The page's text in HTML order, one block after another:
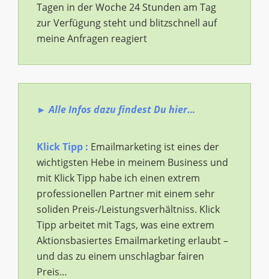
Tagen in der Woche 24 Stunden am Tag
zur Verfügung steht und blitzschnell auf
meine Anfragen reagiert
► Alle Infos dazu findest Du hier…
Klick Tipp : Emailmarketing ist eines der
wichtigsten Hebe in meinem Business und
mit Klick Tipp habe ich einen extrem
professionellen Partner mit einem sehr
soliden Preis-/Leistungsverhältniss. Klick
Tipp arbeitet mit Tags, was eine extrem
Aktionsbasiertes Emailmarketing erlaubt –
und das zu einem unschlagbar fairen
Preis…